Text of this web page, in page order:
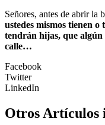
Señores, antes de abrir la
ustedes mismos tienen
tendrán hijas, que
calle…
Facebook
Twitter
LinkedIn
Otros Artículos